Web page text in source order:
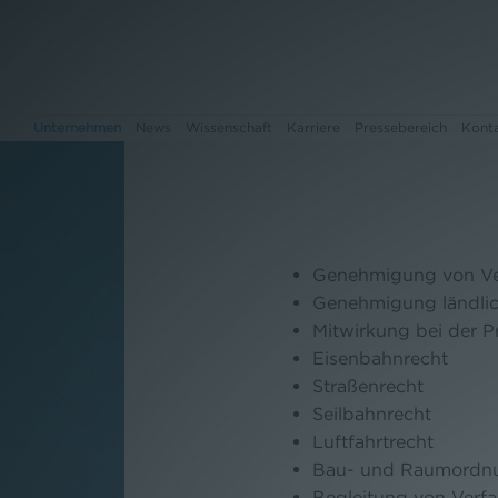
Karriere Pressebereich
Genehmigung von
Genehmigung
Mitwirkung bei der
Eisenbahnrecht
Straßenrecht
Seilbahnrecht
Luftfahrtrecht
Bau- und